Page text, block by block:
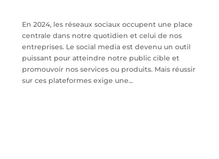
En 2024, les réseaux sociaux occupent une place
centrale dans notre quotidien et celui de nos
entreprises. Le social media est devenu un outil
puissant pour atteindre notre public cible et
promouvoir nos services ou produits. Mais réussir
sur ces plateformes exige une...